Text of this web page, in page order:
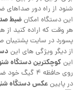
شنود از راه دور صداهای
این دستگاه امکانضبط
هر وقت که اراده کنید از
پسورد در سایت
از دیگر ویژگی های این
اینکوچکترین دستگاه
روی حافظه ۴ گیگ خود ضبط کند
در پایینعکس دستگاه